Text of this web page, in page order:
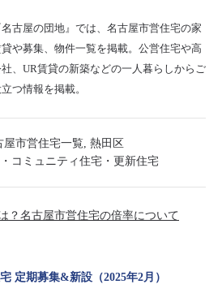
名古屋の団地』では、名古屋市営住宅の家
や募集、物件一覧を掲載。公営住宅や高
、UR賃貸の新築などの一人暮らしからご
つ情報を掲載。
屋市営住宅一覧, 熱田区
コミュニティ住宅・更新住宅
？名古屋市営住宅の倍率について
定期募集&新設（2025年2月）